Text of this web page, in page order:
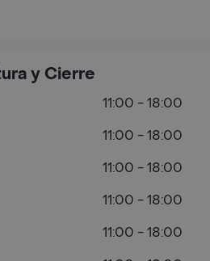
y Cierre
11:00 - 18:00
11:00 - 18:00
11:00 - 18:00
11:00 - 18:00
11:00 - 18:00